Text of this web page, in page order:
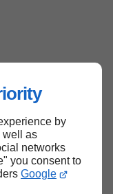
by
well as
networks
you consent to
Google